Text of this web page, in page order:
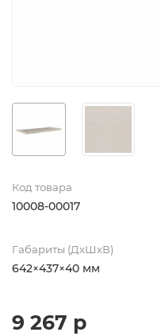
Код товара
10008-00017
Габариты (ДхШхВ)
642×437×40 мм
9 267 р